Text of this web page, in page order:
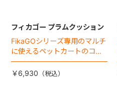
フィカゴー プラムクッション
FikaGOシリーズ専用のマルチ
に使えるペットカートのコー
ナークッション登場。
￥6,930